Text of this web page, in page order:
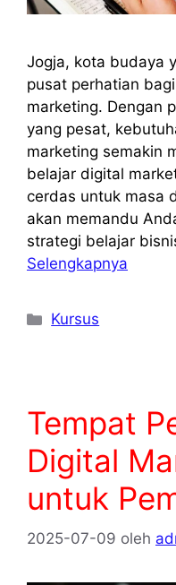
Jogja, kota budaya
pusat perhatian
marketing. Dengan
yang pesat,
marketing semakin
belajar digital
cerdas untuk masa
akan memandu
strategi belajar
Selengkapnya
Kategori
Kursus
Tempat
Digital
untuk
2025-07-09 oleh